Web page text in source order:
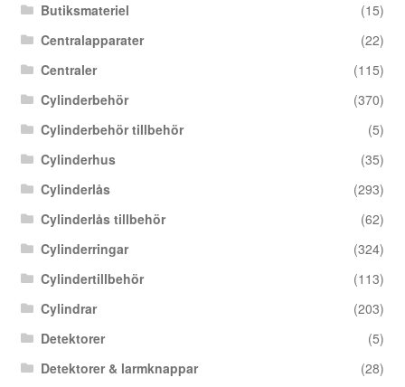
Butiksmateriel
(15)
Centralapparater
(22)
Centraler
(115)
Cylinderbehör
(370)
Cylinderbehör tillbehör
(5)
Cylinderhus
(35)
Cylinderlås
(293)
Cylinderlås tillbehör
(62)
Cylinderringar
(324)
Cylindertillbehör
(113)
Cylindrar
(203)
Detektorer
(5)
Detektorer & larmknappar
(28)